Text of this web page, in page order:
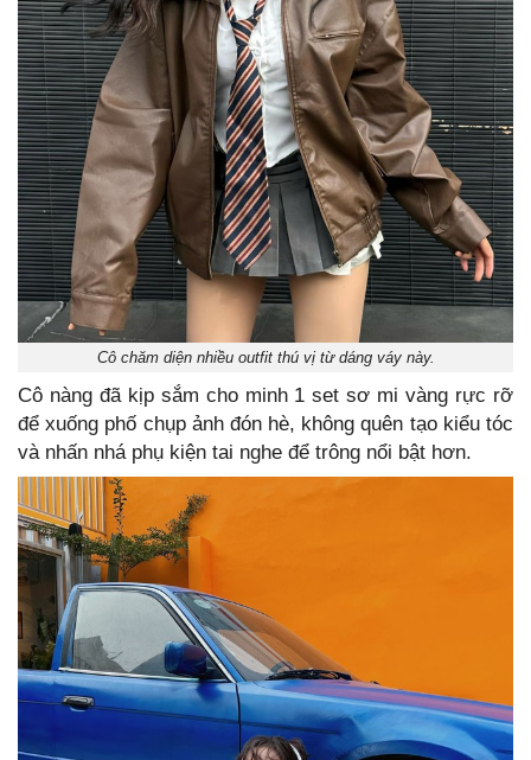
Cô chăm diện nhiều outfit thú vị từ dáng váy này.
Cô nàng đã kịp sắm cho minh 1 set sơ mi vàng rực rỡ
để xuống phố chụp ảnh đón hè, không quên tạo kiểu tóc
và nhấn nhá phụ kiện tai nghe để trông nổi bật hơn.